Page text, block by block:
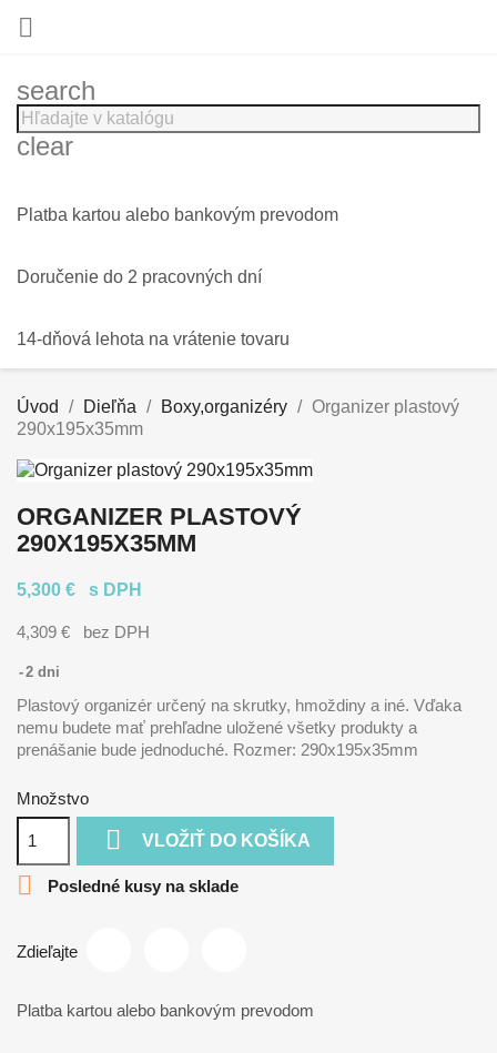

search
clear
Platba kartou alebo bankovým prevodom
Doručenie do 2 pracovných dní
14-dňová lehota na vrátenie tovaru
Úvod Dieľňa Boxy,organizéry
Organizer plastový
290x195x35mm
ORGANIZER PLASTOVÝ
290X195X35MM
5,300 € s DPH
4,309 € bez DPH
2 dni
Plastový organizér určený na skrutky, hmoždiny a iné. Vďaka
nemu budete mať prehľadne uložené všetky produkty a
prenášanie bude jednoduché. Rozmer: 290x195x35mm
Množstvo
 VLOŽIŤ DO KOŠÍKA
 Posledné kusy na sklade
Zdieľajte
Platba kartou alebo bankovým prevodom